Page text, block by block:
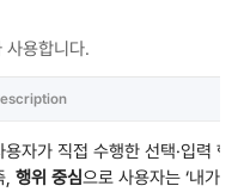
용합니다.
용자가 직접 수행한 선택·입력
, 행위 중심으로 사용자는 ‘내가